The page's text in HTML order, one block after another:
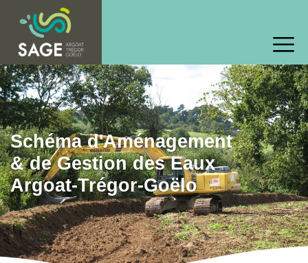
Schéma d'Aménagement
& de Gestion des Eaux
Argoat-Trégor-Goëlo